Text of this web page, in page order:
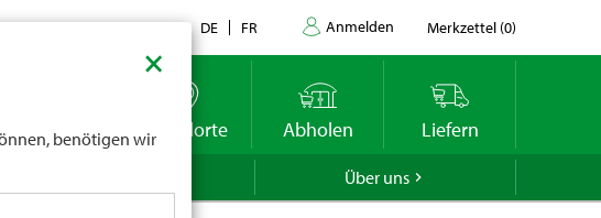
Kontakt DE FR Anmelden Merkzettel (0)
LANDI Wetter Standorte Abholen Liefern
Über uns
×
benötigen wir
Für